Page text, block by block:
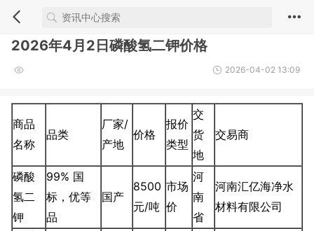
2026年4月2日磷酸氢二钾价格
2026-04-02 13:09
商品
名称
品类
厂家/
产地
价格
报价
类型
交
货
地
交易商
磷酸
氢二
钾
99% 国
标，优等
品
国产
8500
元/吨
市场
价
河
南
省
河南汇亿海净水
材料有限公司